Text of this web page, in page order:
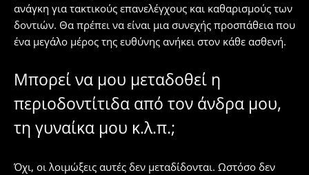
ανάγκη για τακτικούς επανελέγχους και καθαρισμούς των
δοντιών. Θα πρέπει να είναι μια συνεχής προσπάθεια που
ένα μεγάλο μέρος της ευθύνης ανήκει στον κάθε ασθενή.
Μπορεί να μου μεταδοθεί η
περιοδοντίτιδα από τον άνδρα μου,
τη γυναίκα μου κ.λ.π.;
Όχι, οι λοιμώξεις αυτές δεν μεταδίδονται. Ωστόσο δεν